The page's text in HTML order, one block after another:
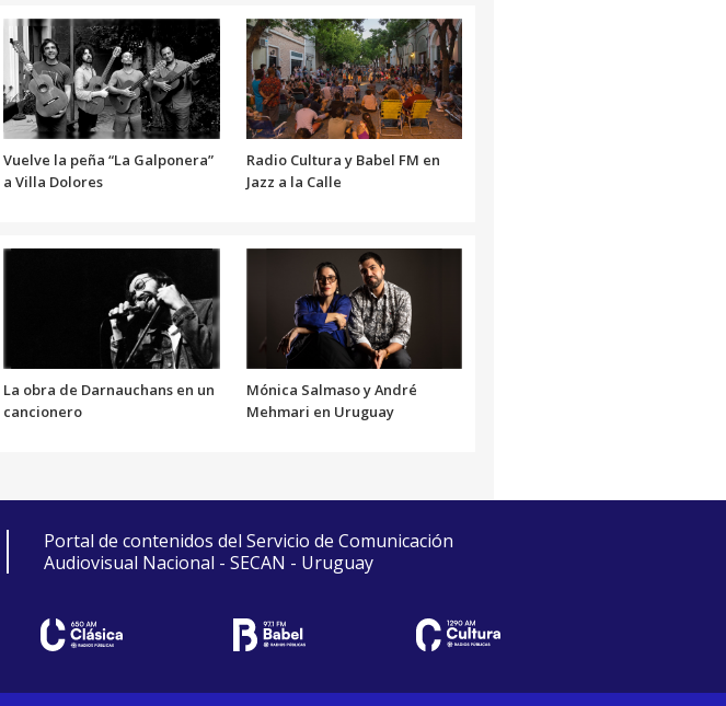
aumentar
o
disminuir
el
volumen.
Vuelve la peña “La Galponera”
a Villa Dolores
Radio Cultura y Babel FM en
Jazz a la Calle
La obra de Darnauchans en un
cancionero
Mónica Salmaso y André
Mehmari en Uruguay
Portal de contenidos del Servicio de Comunicación
Audiovisual Nacional - SECAN - Uruguay